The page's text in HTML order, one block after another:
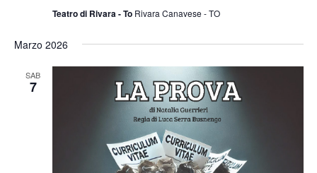
Teatro di Rivara - To Rivara Canavese - TO
Marzo 2026
SAB
7